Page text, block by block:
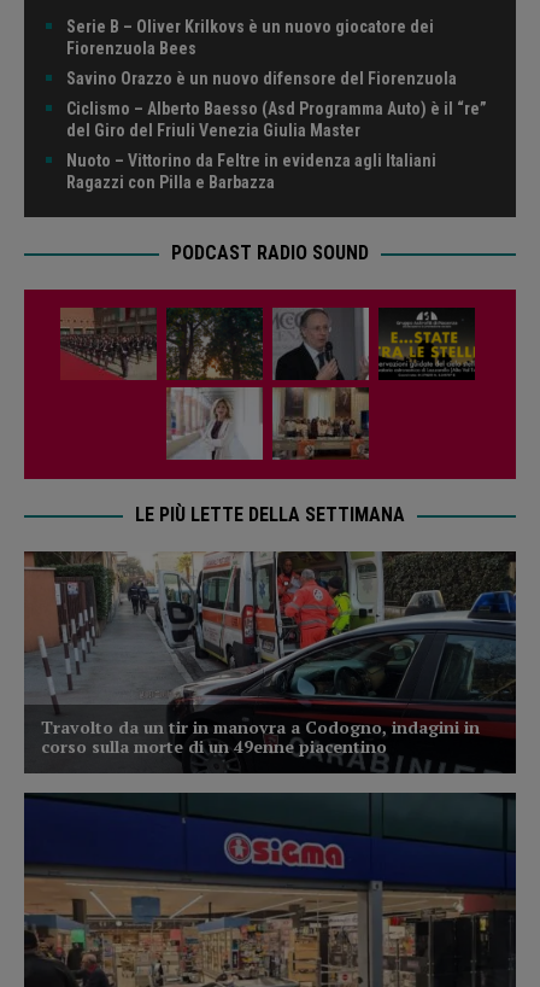
Serie B – Oliver Krilkovs è un nuovo giocatore dei
Fiorenzuola Bees
Savino Orazzo è un nuovo difensore del Fiorenzuola
Ciclismo – Alberto Baesso (Asd Programma Auto) è il “re”
del Giro del Friuli Venezia Giulia Master
Nuoto – Vittorino da Feltre in evidenza agli Italiani
Ragazzi con Pilla e Barbazza
PODCAST RADIO SOUND
LE PIÙ LETTE DELLA SETTIMANA